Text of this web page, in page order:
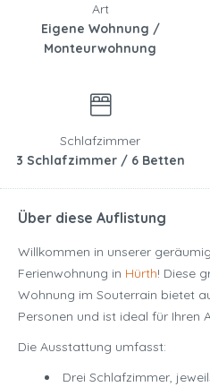
Art
Eigene Wohnung /
Monteurwohnung
Schlafzimmer
3 Schlafzimmer / 6 Betten
Über diese Auflistung
Willkommen in unserer
Ferienwohnung in Hürth! Diese
Wohnung im Souterrain bietet
Personen und ist ideal für Ihren
Die Ausstattung umfasst:
Drei Schlafzimmer,